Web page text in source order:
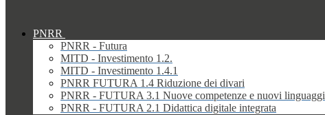
PNRR
PNRR - Futura
MITD - Investimento 1.2.
MITD - Investimento 1.4.1
PNRR FUTURA 1.4 Riduzione dei divari
PNRR - FUTURA 3.1 Nuove competenze e nuovi linguaggi
PNRR - FUTURA 2.1 Didattica digitale integrata